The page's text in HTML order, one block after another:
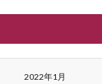
2022年1月